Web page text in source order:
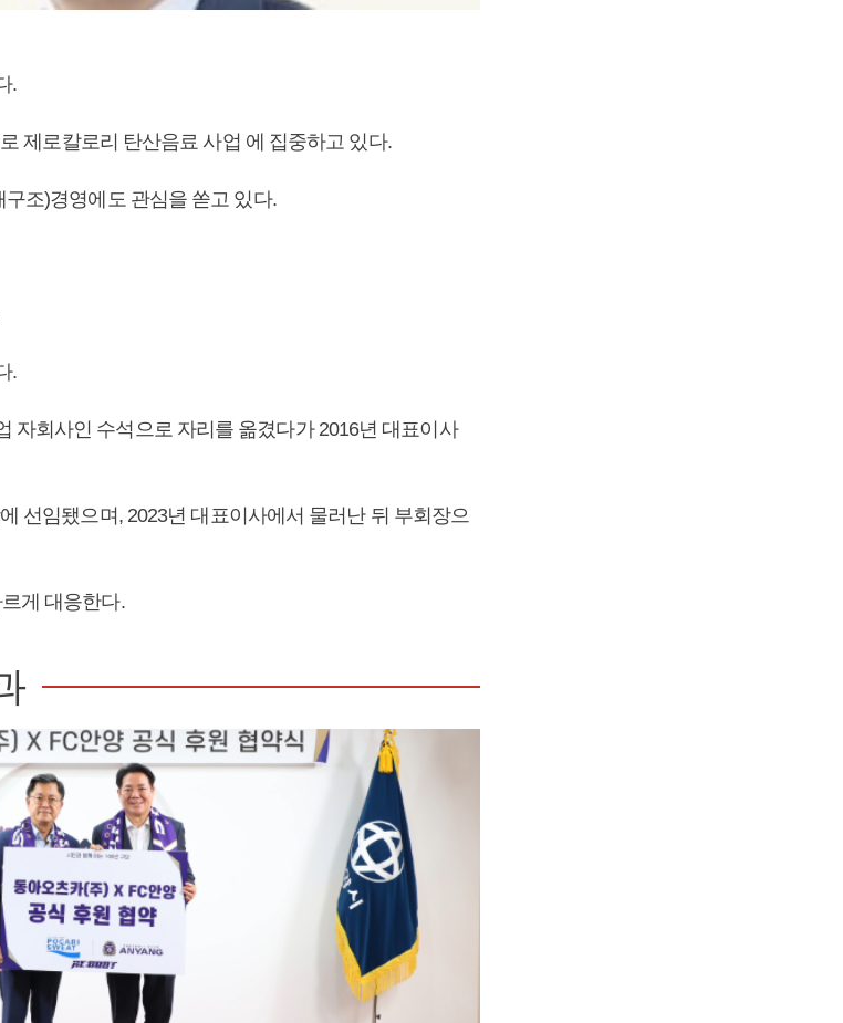
.
제로칼로리 탄산음료 사업 에 집중하고 있다.
구조)경영에도 관심을 쏟고 있다.
.
자회사인 수석으로 자리를 옮겼다가 2016년 대표이사
선임됐으며, 2023년 대표이사에서 물러난 뒤 부회장으
게 대응한다.